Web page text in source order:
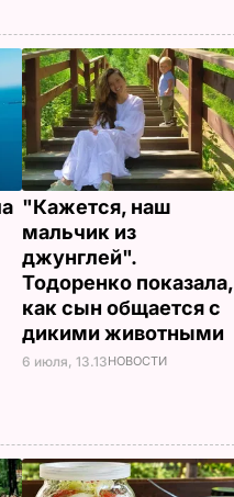
"Кажется, наш
мальчик из
джунглей".
Тодоренко показала,
как сын общается с
дикими животными
6 июля, 13.13НОВОСТИ